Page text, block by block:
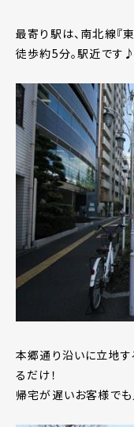
最寄り駅は、南北線『東
徒歩約5分。駅近です♪
本郷通り沿いに立地す
るだけ！
帰宅が遅いお客様で